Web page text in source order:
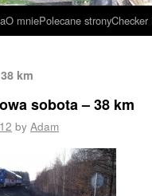
O mniePolecane stronyChecker
km
sobota – 38 km
by Adam